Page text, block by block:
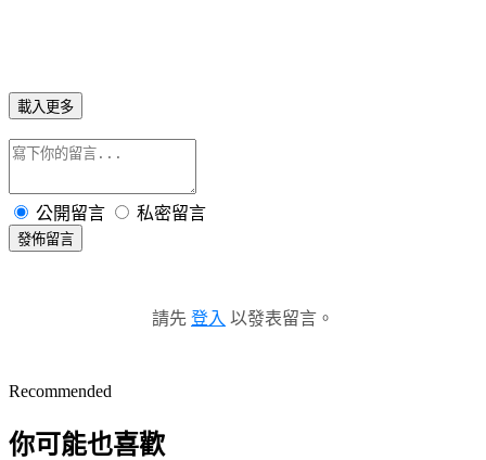
載入更多
公開留言 私密留言
發佈留言
請先 登入 以發表留言。
Recommended
你可能也喜歡